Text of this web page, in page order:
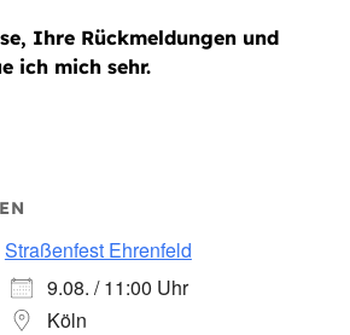
Ihre Rückmeldungen und
ich mich sehr.
Straßenfest Ehrenfeld
9.08. / 11:00 Uhr
Köln